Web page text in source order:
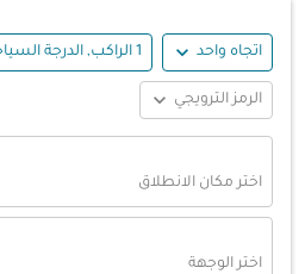
اتجاه واحد expand_more 1 الراكب, الدرجة السياحية
الرمز الترويجي expand_more
اختر مكان الانطلاق
اختر الوجهة